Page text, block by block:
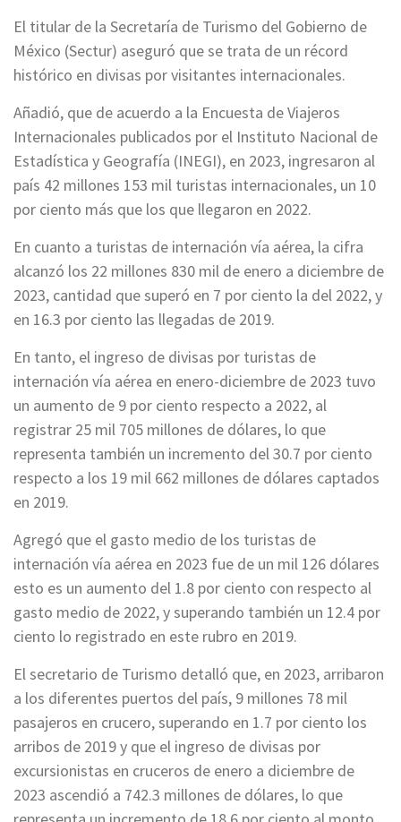
El titular de la Secretaría de Turismo del Gobierno de
México (Sectur) aseguró que se trata de un récord
histórico en divisas por visitantes internacionales.
Añadió, que de acuerdo a la Encuesta de Viajeros
Internacionales publicados por el Instituto Nacional de
Estadística y Geografía (INEGI), en 2023, ingresaron al
país 42 millones 153 mil turistas internacionales, un 10
por ciento más que los que llegaron en 2022.
En cuanto a turistas de internación vía aérea, la cifra
alcanzó los 22 millones 830 mil de enero a diciembre de
2023, cantidad que superó en 7 por ciento la del 2022, y
en 16.3 por ciento las llegadas de 2019.
En tanto, el ingreso de divisas por turistas de
internación vía aérea en enero-diciembre de 2023 tuvo
un aumento de 9 por ciento respecto a 2022, al
registrar 25 mil 705 millones de dólares, lo que
representa también un incremento del 30.7 por ciento
respecto a los 19 mil 662 millones de dólares captados
en 2019.
Agregó que el gasto medio de los turistas de
internación vía aérea en 2023 fue de un mil 126 dólares
esto es un aumento del 1.8 por ciento con respecto al
gasto medio de 2022, y superando también un 12.4 por
ciento lo registrado en este rubro en 2019.
El secretario de Turismo detalló que, en 2023, arribaron
a los diferentes puertos del país, 9 millones 78 mil
pasajeros en crucero, superando en 1.7 por ciento los
arribos de 2019 y que el ingreso de divisas por
excursionistas en cruceros de enero a diciembre de
2023 ascendió a 742.3 millones de dólares, lo que